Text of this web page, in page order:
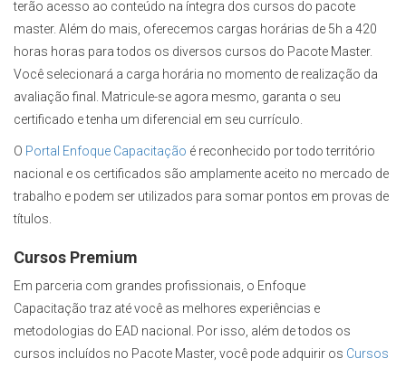
terão acesso ao conteúdo na íntegra dos cursos do pacote
master. Além do mais, oferecemos cargas horárias de 5h a 420
horas horas para todos os diversos cursos do Pacote Master.
Você selecionará a carga horária no momento de realização da
avaliação final. Matricule-se agora mesmo, garanta o seu
certificado e tenha um diferencial em seu currículo.
O Portal Enfoque Capacitação é reconhecido por todo território
nacional e os certificados são amplamente aceito no mercado de
trabalho e podem ser utilizados para somar pontos em provas de
títulos.
Cursos Premium
Em parceria com grandes profissionais, o Enfoque
Capacitação traz até você as melhores experiências e
metodologias do EAD nacional. Por isso, além de todos os
cursos incluídos no Pacote Master, você pode adquirir os Cursos